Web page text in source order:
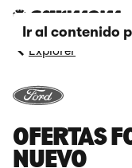
Ir al contenido
Explorer
OFERTAS
NUEVO